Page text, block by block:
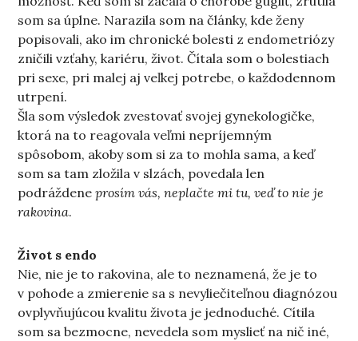
som sa úplne. Narazila som na články, kde ženy
popisovali, ako im chronické bolesti z endometriózy
zničili vzťahy, kariéru, život. Čítala som o bolestiach
pri sexe, pri malej aj veľkej potrebe, o každodennom
utrpení.
Šla som výsledok zvestovať svojej gynekologičke,
ktorá na to reagovala veľmi nepríjemným
spôsobom, akoby som si za to mohla sama, a keď
som sa tam zložila v slzách, povedala len
podráždeneprosím vás, neplačte mi tu, veď to nie je
rakovina.
Život s endo
Nie, nie je to rakovina, ale to neznamená, že je to
v pohode a zmierenie sa s nevyliečiteľnou diagnózou
ovplyvňujúcou kvalitu života je jednoduché. Cítila
som sa bezmocne, nevedela som myslieť na nič iné,